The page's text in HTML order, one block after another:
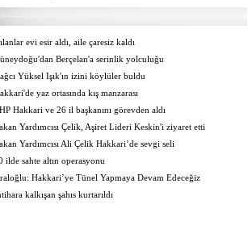
evi esir aldı, aile çaresiz kaldı
Berçelan'a serinlik yolculuğu
Yüksel Işık'ın izini köylüler buldu
yaz ortasında kış manzarası
Hakkari ve 26 il başkanını görevden aldı
Yardımcısı Çelik, Aşiret Lideri Keskin'i ziyaret etti
Yardımcısı Ali Çelik Hakkari’de sevgi seli
ilde sahte altın operasyonu
Hakkari’ye Tünel Yapmaya Devam Edeceğiz
kalkışan şahıs kurtarıldı